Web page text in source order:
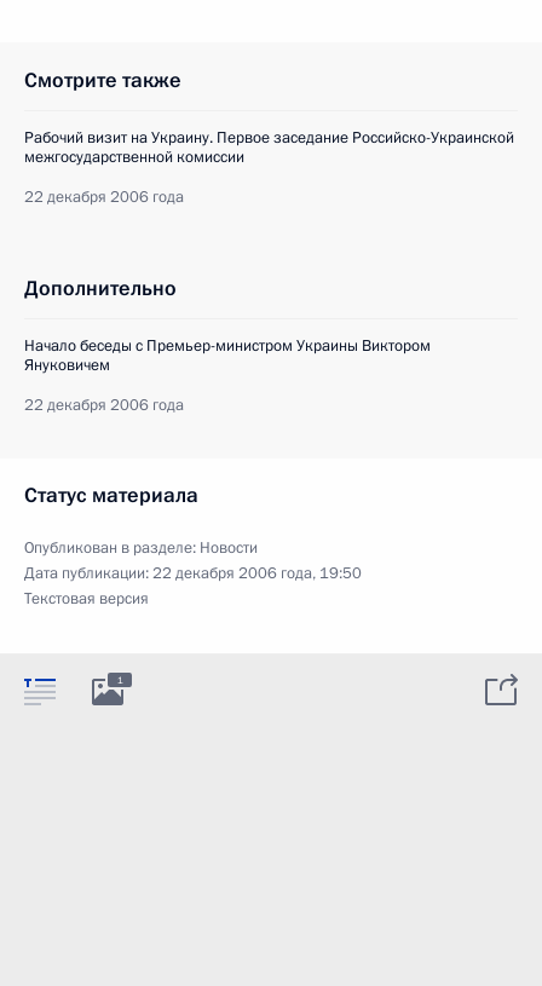
Смотрите также
Рабочий визит на Украину. Первое заседание Российско-Украинской
межгосударственной комиссии
22 декабря 2006 года
Дополнительно
Начало беседы с Премьер-министром Украины Виктором
Януковичем
22 декабря 2006 года
Статус материала
Опубликован в разделе: Новости
Дата публикации:22 декабря 2006 года, 19:50
Текстовая версия
1